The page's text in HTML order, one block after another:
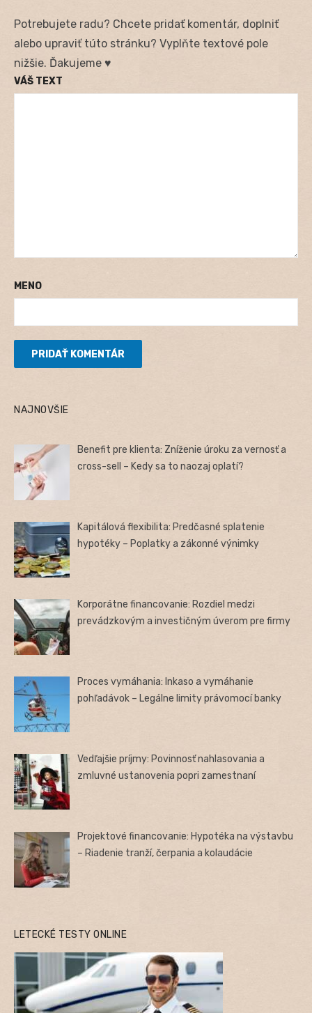
Potrebujete radu? Chcete pridať komentár, doplniť
alebo upraviť túto stránku? Vyplňte textové pole
nižšie. Ďakujeme ♥
VÁŠ TEXT
MENO
NAJNOVŠIE
Benefit pre klienta: Zníženie úroku za vernosť a
cross-sell – Kedy sa to naozaj oplatí?
Kapitálová flexibilita: Predčasné splatenie
hypotéky – Poplatky a zákonné výnimky
Korporátne financovanie: Rozdiel medzi
prevádzkovým a investičným úverom pre firmy
Proces vymáhania: Inkaso a vymáhanie
pohľadávok – Legálne limity právomocí banky
Vedľajšie príjmy: Povinnosť nahlasovania a
zmluvné ustanovenia popri zamestnaní
Projektové financovanie: Hypotéka na výstavbu
– Riadenie tranží, čerpania a kolaudácie
LETECKÉ TESTY ONLINE